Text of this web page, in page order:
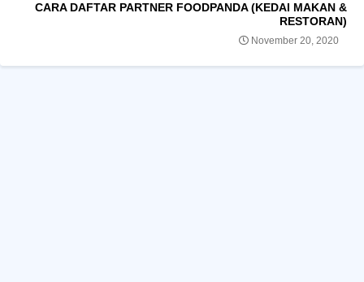
CARA DAFTAR PARTNER FOODPANDA (KEDAI MAKAN &
RESTORAN)
November 20, 2020